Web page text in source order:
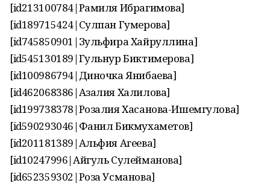
[id213100784|Рамиля Ибрагимова]
[id189715424|Сулпан Гумерова]
[id745850901|Зульфира Хайруллина]
[id545130189|Гульнур Биктимерова]
[id100986794|Диночка Янибаева]
[id462068386|Азалия Халилова]
[id199738378|Розалия Хасанова-Ишемгулова]
[id590293046|Фанил Бикмухаметов]
[id201181389|Альфия Агеева]
[id10247996|Айгуль Сулейманова]
[id652359302|Роза Усманова]